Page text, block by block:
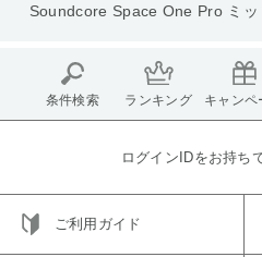
Soundcore Space One Pro ミッ
条件検索 ランキング キャンペ
ログインIDをお持ち
ご利用ガイド